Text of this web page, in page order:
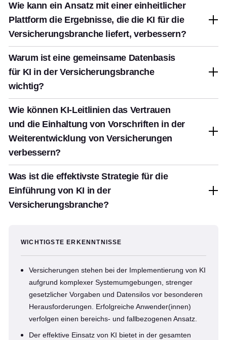
Wie kann ein Ansatz mit einer einheitlicher
Plattform die Ergebnisse, die die KI für die
Versicherungsbranche liefert, verbessern?
Warum ist eine gemeinsame Datenbasis
für KI in der Versicherungsbranche
wichtig?
Wie können KI-Leitlinien das Vertrauen
und die Einhaltung von Vorschriften in der
Weiterentwicklung von Versicherungen
verbessern?
Was ist die effektivste Strategie für die
Einführung von KI in der
Versicherungsbranche?
WICHTIGSTE ERKENNTNISSE
Versicherungen stehen bei der Implementierung von KI
aufgrund komplexer Systemumgebungen, strenger
gesetzlicher Vorgaben und Datensilos vor besonderen
Herausforderungen. Erfolgreiche Anwender(innen)
verfolgen einen bereichs- und fallbezogenen Ansatz.
Der effektive Einsatz von KI bietet in der gesamten